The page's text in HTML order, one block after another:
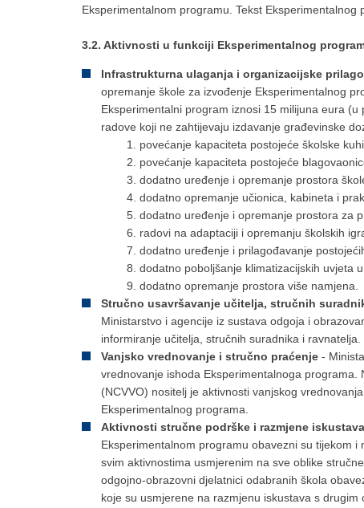
Eksperimentalnom programu. Tekst
3.2. Aktivnosti u funkciji Eksperimentalnog
Infrastrukturna ulaganja i organizacijske
opremanje škole za izvođenje Eksperimentalnog
Eksperimentalni program iznosi 15 milijuna eura
radove koji ne zahtijevaju izdavanje građevinske
povećanje kapaciteta postojeće školske
povećanje kapaciteta postojeće
dodatno uređenje i opremanje prostora
dodatno opremanje učionica, kabineta i
dodatno uređenje i opremanje prostora za
radovi na adaptaciji i opremanju školskih
dodatno uređenje i prilagođavanje
dodatno poboljšanje klimatizacijskih uvjeta
dodatno opremanje prostora više namjena.
Stručno usavršavanje učitelja, stručnih
Ministarstvo i agencije iz sustava odgoja i
informiranje učitelja, stručnih suradnika i ravnatelja.
Vanjsko vrednovanje i stručno praćenje -
vrednovanje ishoda Eksperimentalnoga
(NCVVO) nositelj je aktivnosti vanjskog
Eksperimentalnog programa.
Aktivnosti stručne podrške i razmjene iskustava
Eksperimentalnom programu obavezni su tijekom
svim aktivnostima usmjerenim na sve oblike
odgojno-obrazovni djelatnici odabranih škola
koje su usmjerene na razmjenu iskustava s